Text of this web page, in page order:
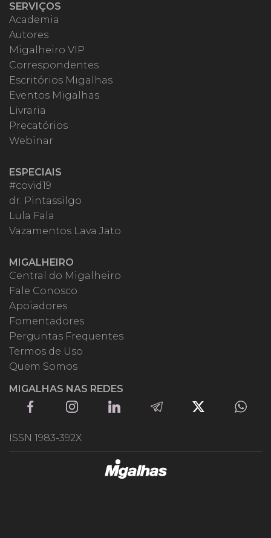
SERVIÇOS
Academia
Autores
Migalheiro VIP
Correspondentes
Escritórios Migalhas
Eventos Migalhas
Livraria
Precatórios
Webinar
ESPECIAIS
#covid19
dr. Pintassilgo
Lula Fala
Vazamentos Lava Jato
MIGALHEIRO
Central do Migalheiro
Fale Conosco
Apoiadores
Fomentadores
Perguntas Frequentes
Termos de Uso
Quem Somos
MIGALHAS NAS REDES
ISSN 1983-392X